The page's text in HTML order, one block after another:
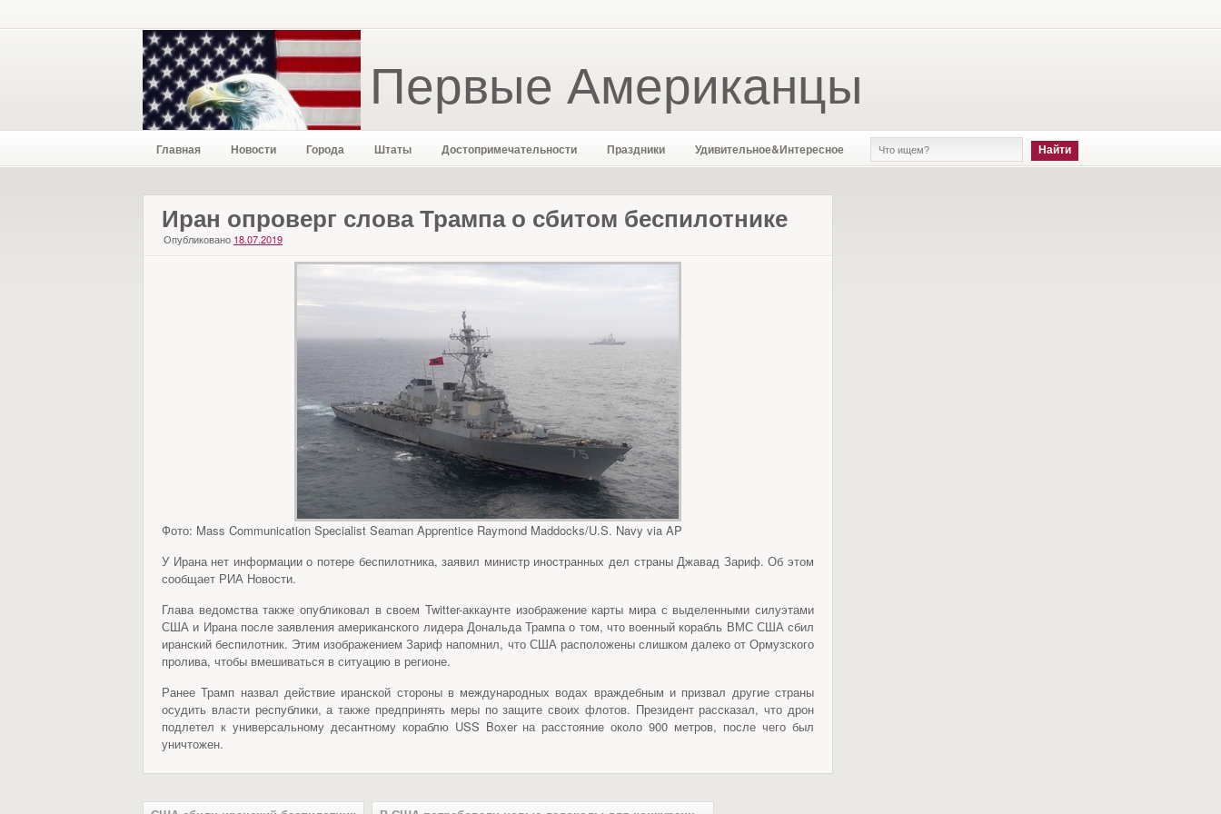
Первые Американцы
Главная Новости Города Штаты Достопримечательности Праздники Удивительное&Интересное
Иран опроверг слова Трампа о сбитом беспилотнике
Опубликовано 18.07.2019
Фото: Mass Communication Specialist Seaman Apprentice Raymond Maddocks/U.S. Navy via AP
У Ирана нет информации о потере беспилотника, заявил министр иностранных дел страны Джавад Зариф. Об этом
сообщает РИА Новости.
Глава ведомства также опубликовал в своем Twitter-аккаунте изображение карты мира с выделенными силуэтами
США и Ирана после заявления американского лидера Дональда Трампа о том, что военный корабль ВМС США сбил
иранский беспилотник. Этим изображением Зариф напомнил, что США расположены слишком далеко от Ормузского
пролива, чтобы вмешиваться в ситуацию в регионе.
Ранее Трамп назвал действие иранской стороны в международных водах враждебным и призвал другие страны
осудить власти республики, а также предпринять меры по защите своих флотов. Президент рассказал, что дрон
подлетел к универсальному десантному кораблю USS Boxer на расстояние около 900 метров, после чего был
уничтожен.